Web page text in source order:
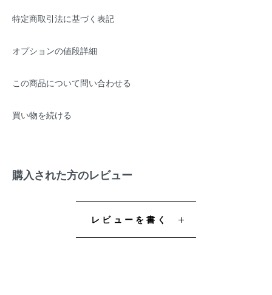
特定商取引法に基づく表記
オプションの値段詳細
この商品について問い合わせる
買い物を続ける
購入された方のレビュー
レビューを書く